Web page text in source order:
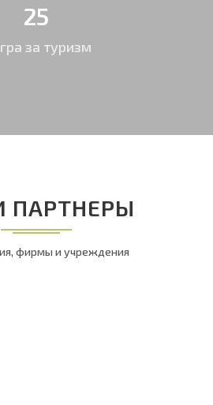
25
за туризм
ПАРТНЕРЫ
фирмы и учреждения